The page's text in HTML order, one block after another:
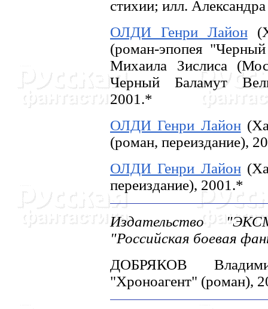
стихии; илл.
ОЛДИ Генри Лайон
(роман-эпопея
Михаила Зислиса
Черный Баламут
2001.*
ОЛДИ Генри Лайон
(роман, переиздание),
ОЛДИ Генри Лайон
переиздание), 2001.*
Издательство
"Российская боевая
ДОБРЯКОВ
"Хроноагент" (роман),